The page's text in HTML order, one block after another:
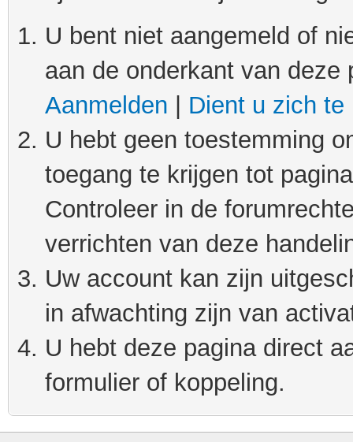
U bent niet aangemeld of
aan de onderkant van
Aanmelden
Dient u zich te
U hebt geen toestemming
toegang te krijgen tot
Controleer in de
verrichten van deze
Uw account kan zijn
in afwachting zijn van
U hebt deze pagina direct
formulier of koppeling.